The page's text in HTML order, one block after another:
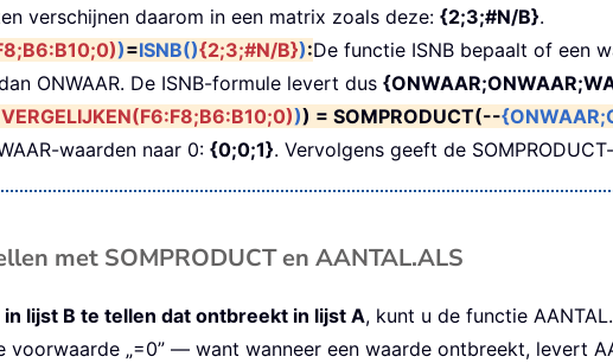
verschijnen daarom in een matrix zoals deze: {2;3;#N/B}.
)=ISNB(){2;3;#N/B}):De functie ISNB bepaalt of een
ONWAAR. De ISNB-formule levert dus
VERGELIJKEN(F6:F8;B6:B10;0))) = SOMPRODUCT(--
waarden naar 0: {0;0;1}. Vervolgens geeft de
met SOMPRODUCT en AANTAL.ALS
lijst B te tellen dat ontbreekt in lijst A, kunt u de functie
„=0” — want wanneer een waarde ontbreekt, levert